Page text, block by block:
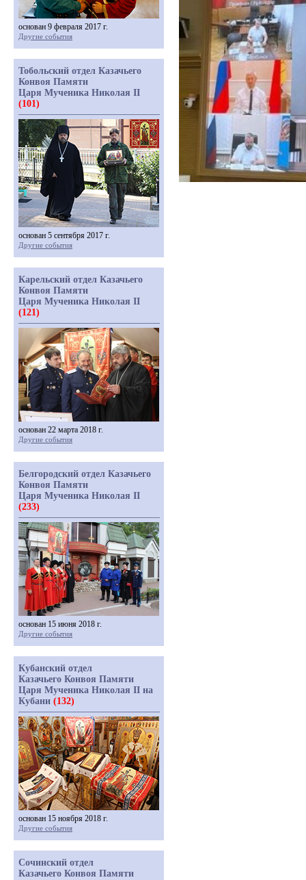
основан 9 февраля 2017 г.
Другие события
Тобольский отдел Казачьего
Конвоя Памяти
Царя Мученика Николая II
(101)
основан 5 сентября 2017 г.
Другие события
Карельский отдел Казачьего
Конвоя Памяти
Царя Мученика Николая II
(121)
основан 22 марта 2018 г.
Другие события
Белгородский отдел Казачьего
Конвоя Памяти
Царя Мученика Николая II
(233)
основан 15 июня 2018 г.
Другие события
Кубанский отдел
Казачьего Конвоя Памяти
Царя Мученика Николая II на
Кубани (132)
основан 15 ноября 2018 г.
Другие события
Сочинский отдел
Казачьего Конвоя Памяти